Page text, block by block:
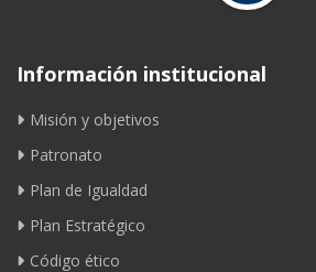
Información institucional
Misión y objetivos
Patronato
Plan de Igualdad
Plan Estratégico
Código ético